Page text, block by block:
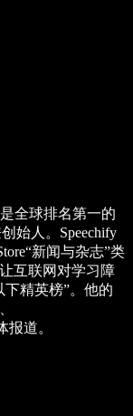
全球排名第一的
始人。Speechify
新闻与杂志”类
互联网对学习障
精英榜”。他的
报道。